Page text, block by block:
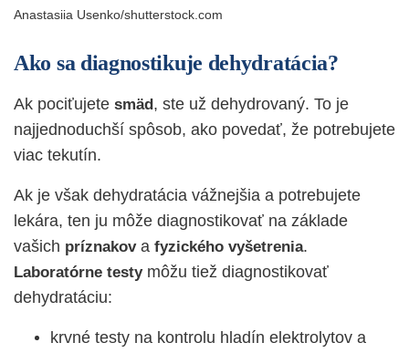
Anastasiia Usenko/shutterstock.com
Ako sa diagnostikuje dehydratácia?
Ak pociťujete smäd , ste už dehydrovaný. To je
najjednoduchší spôsob, ako povedať, že potrebujete
viac tekutín.
Ak je však dehydratácia vážnejšia a potrebujete
lekára, ten ju môže diagnostikovať na základe
vašich príznakova fyzického vyšetrenia.
Laboratórne testymôžu tiež diagnostikovať
dehydratáciu:
krvné testy na kontrolu hladín elektrolytov a